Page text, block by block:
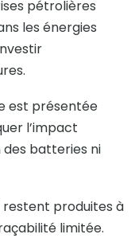
pétrolières
les énergies
est présentée
l’impact
batteries ni
restent produites à
limitée.